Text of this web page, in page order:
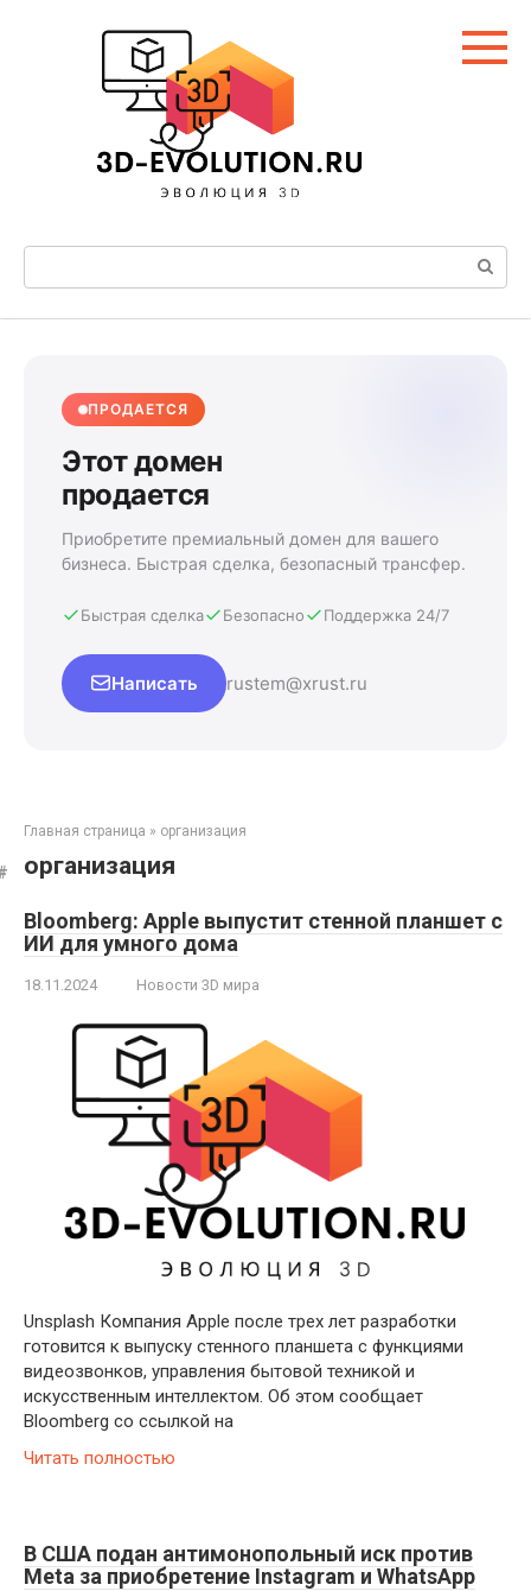
Поиск:
ПРОДАЕТСЯ
Этот домен
продается
Приобретите премиальный домен для вашего
бизнеса. Быстрая сделка, безопасный трансфер.
Быстрая сделка Безопасно Поддержка 24/7
Написать rustem@xrust.ru
Главная страница » организация
организация
Bloomberg: Apple выпустит стенной планшет с
ИИ для умного дома
18.11.2024 Новости 3D мира
Unsplash Компания Apple после трех лет разработки
готовится к выпуску стенного планшета с функциями
видеозвонков, управления бытовой техникой и
искусственным интеллектом. Об этом сообщает
Bloomberg со ссылкой на
Читать полностью
В США подан антимонопольный иск против
Meta за приобретение Instagram и WhatsApp